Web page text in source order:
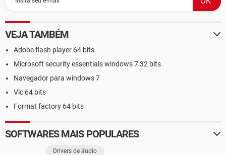
VEJA TAMBÉM
Adobe flash player 64 bits
Microsoft security essentials windows 7 32 bits
Navegador para windows 7
Vlc 64 bits
Format factory 64 bits
SOFTWARES MAIS POPULARES
Drivers de áudio